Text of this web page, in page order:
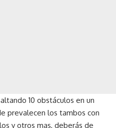
10 obstáculos en un
prevalecen los tambos con
y otros mas, deberás de